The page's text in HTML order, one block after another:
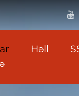
Həll